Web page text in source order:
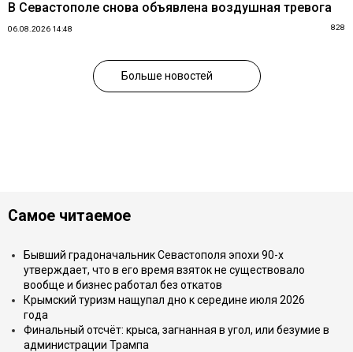
В Севастополе снова объявлена воздушная тревога
06.08.2026 14:48 828
Больше новостей
Самое читаемое
Бывший градоначальник Севастополя эпохи 90-х
утверждает, что в его время взяток не существовало
вообще и бизнес работал без откатов
Крымский туризм нащупал дно к середине июля 2026
года
Финальный отсчёт: крыса, загнанная в угол, или безумие в
администрации Трампа